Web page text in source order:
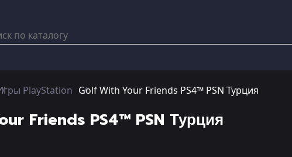
PlayStation Golf With Your Friends PS4™ PSN Турция
Friends PS4™ PSN Турция